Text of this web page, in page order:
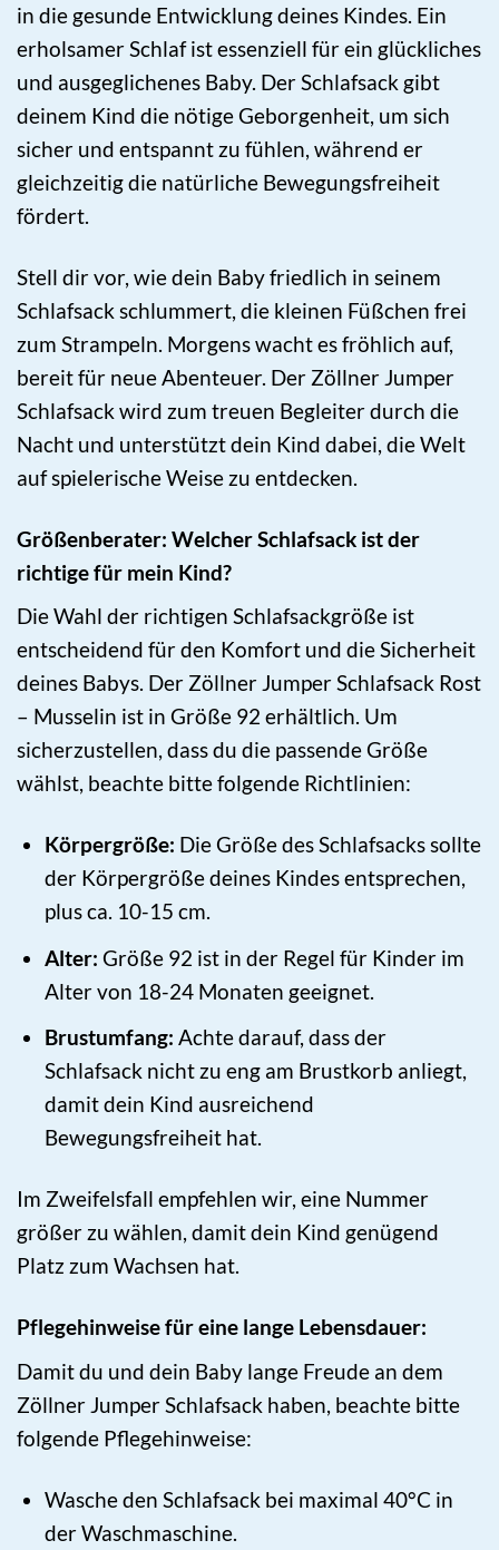
in die gesunde Entwicklung deines Kindes. Ein
erholsamer Schlaf ist essenziell für ein glückliches
und ausgeglichenes Baby. Der Schlafsack gibt
deinem Kind die nötige Geborgenheit, um sich
sicher und entspannt zu fühlen, während er
gleichzeitig die natürliche Bewegungsfreiheit
fördert.
Stell dir vor, wie dein Baby friedlich in seinem
Schlafsack schlummert, die kleinen Füßchen frei
zum Strampeln. Morgens wacht es fröhlich auf,
bereit für neue Abenteuer. Der Zöllner Jumper
Schlafsack wird zum treuen Begleiter durch die
Nacht und unterstützt dein Kind dabei, die Welt
auf spielerische Weise zu entdecken.
Größenberater: Welcher Schlafsack ist der
richtige für mein Kind?
Die Wahl der richtigen Schlafsackgröße ist
entscheidend für den Komfort und die Sicherheit
deines Babys. Der Zöllner Jumper Schlafsack Rost
– Musselin ist in Größe 92 erhältlich. Um
sicherzustellen, dass du die passende Größe
wählst, beachte bitte folgende Richtlinien:
Körpergröße: Die Größe des Schlafsacks sollte
der Körpergröße deines Kindes entsprechen,
plus ca. 10-15 cm.
Alter: Größe 92 ist in der Regel für Kinder im
Alter von 18-24 Monaten geeignet.
Brustumfang: Achte darauf, dass der
Schlafsack nicht zu eng am Brustkorb anliegt,
damit dein Kind ausreichend
Bewegungsfreiheit hat.
Im Zweifelsfall empfehlen wir, eine Nummer
größer zu wählen, damit dein Kind genügend
Platz zum Wachsen hat.
Pflegehinweise für eine lange Lebensdauer:
Damit du und dein Baby lange Freude an dem
Zöllner Jumper Schlafsack haben, beachte bitte
folgende Pflegehinweise:
Wasche den Schlafsack bei maximal 40°C in
der Waschmaschine.